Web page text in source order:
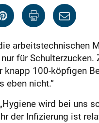
arbeitstechnischen
für Schulterzucken.
100-köpfigen
eben nicht.“
wird bei uns
der Infizierung ist